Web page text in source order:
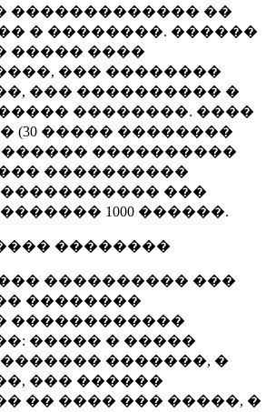
������������� ��
� ��������. ������
����� ����
��� ��������
��� ���������� �
��������. ����
(30 ����� ��������
����������
����������
���
1000 ������.
��������
���������� ���
��������
������������
����� � �����
�������, �
��� ������
�� ���� ��� �����, �